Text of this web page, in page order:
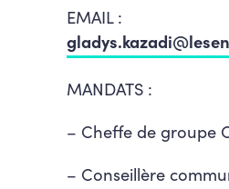
EMAIL :
MANDATS :
– Cheffe de groupe
– Conseillère